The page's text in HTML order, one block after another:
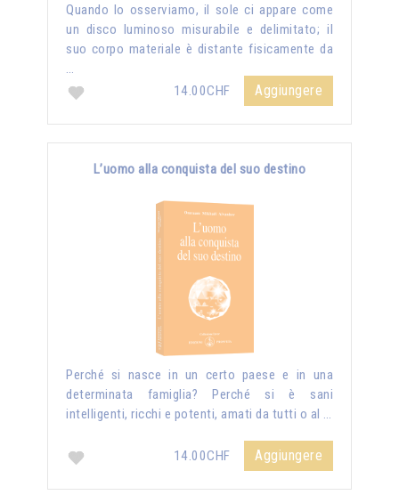
Quando lo osserviamo, il sole ci appare come
un disco luminoso misurabile e delimitato; il
suo corpo materiale è distante fisicamente da
…
14.00CHF
Aggiungere
L’uomo alla conquista del suo destino
Perché si nasce in un certo paese e in una
determinata famiglia? Perché si è sani
intelligenti, ricchi e potenti, amati da tutti o al …
14.00CHF Aggiungere